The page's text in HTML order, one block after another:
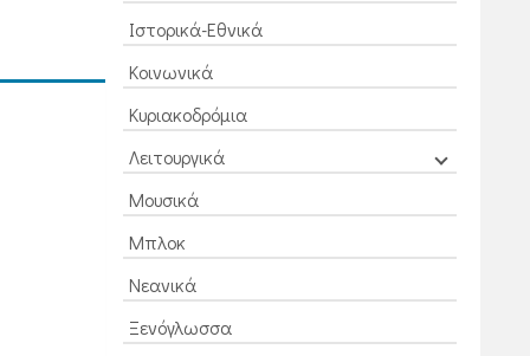
Ιστορικά-Εθνικά
Κοινωνικά
Κυριακοδρόμια
Λειτουργικά
Μουσικά
Μπλοκ
Νεανικά
Ξενόγλωσσα